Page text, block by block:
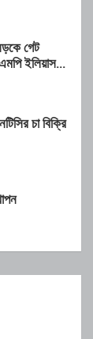
গেট
ইলিয়াস
চা বিক্রি